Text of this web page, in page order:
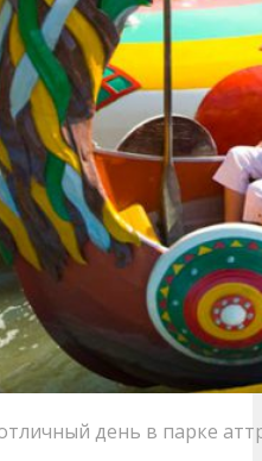
день в парке